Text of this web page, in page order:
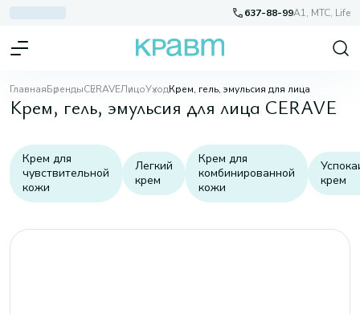
637-88-99A1, МТС, Life
ГлавнаяБрендыCERAVEЛицоУходКрем, гель, эмульсия для лица
Крем, гель, эмульсия для лица CERAVE
Крем для
чувствительной
кожи
Легкий
крем
Крем для
комбинированной
кожи
крем